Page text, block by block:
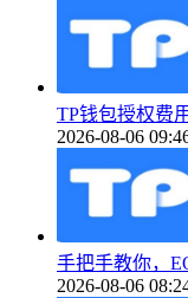
TP钱包授权费
2026-08-06
手把手教你，
2026-08-06